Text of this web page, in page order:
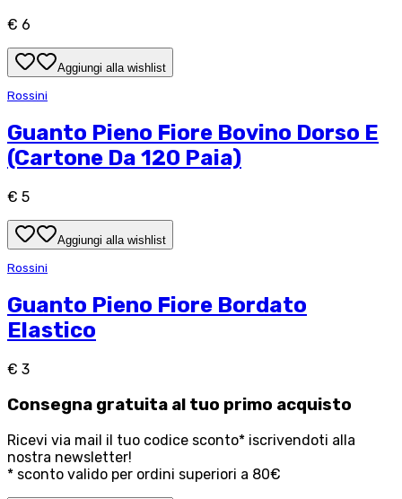
€ 6
Aggiungi alla wishlist
Rossini
Guanto Pieno Fiore Bovino Dorso E
(Cartone Da 120 Paia)
€ 5
Aggiungi alla wishlist
Rossini
Guanto Pieno Fiore Bordato
Elastico
€ 3
Consegna gratuita al tuo primo acquisto
Ricevi via mail il tuo codice sconto* iscrivendoti alla
nostra newsletter!
* sconto valido per ordini superiori a 80€